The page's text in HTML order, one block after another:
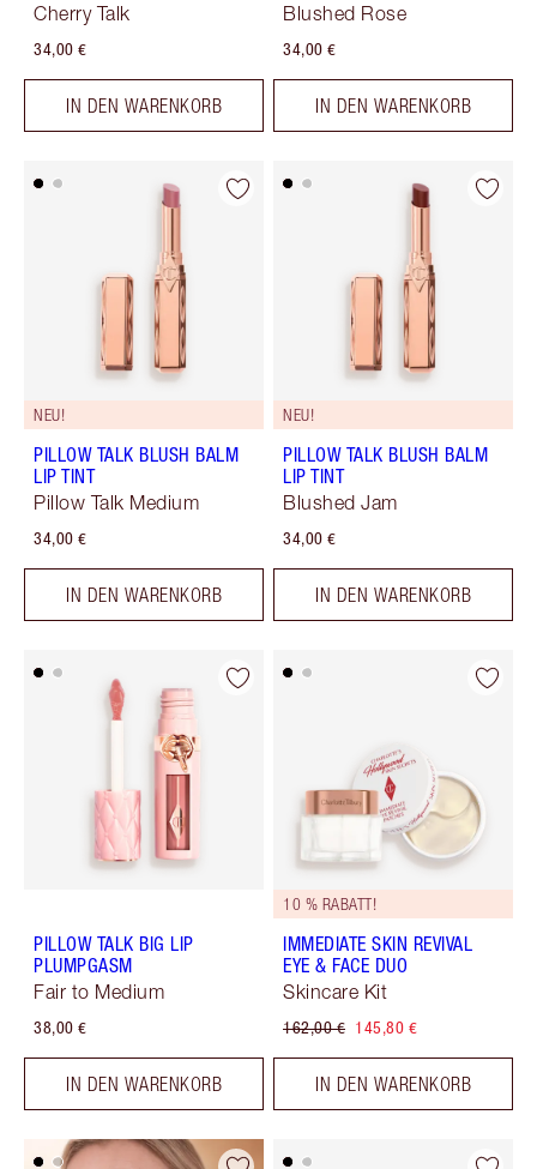
Cherry Talk
34,00 €
IN DEN WARENKORB
Blushed Rose
34,00 €
IN DEN WARENKORB
NEU!
PILLOW TALK BLUSH BALM
LIP TINT
Pillow Talk Medium
34,00 €
IN DEN WARENKORB
NEU!
PILLOW TALK BLUSH BALM
LIP TINT
Blushed Jam
34,00 €
IN DEN WARENKORB
PILLOW TALK BIG LIP
PLUMPGASM
Fair to Medium
38,00 €
IN DEN WARENKORB
10 % RABATT!
IMMEDIATE SKIN REVIVAL
EYE & FACE DUO
Skincare Kit
162,00 € 145,80 €
IN DEN WARENKORB